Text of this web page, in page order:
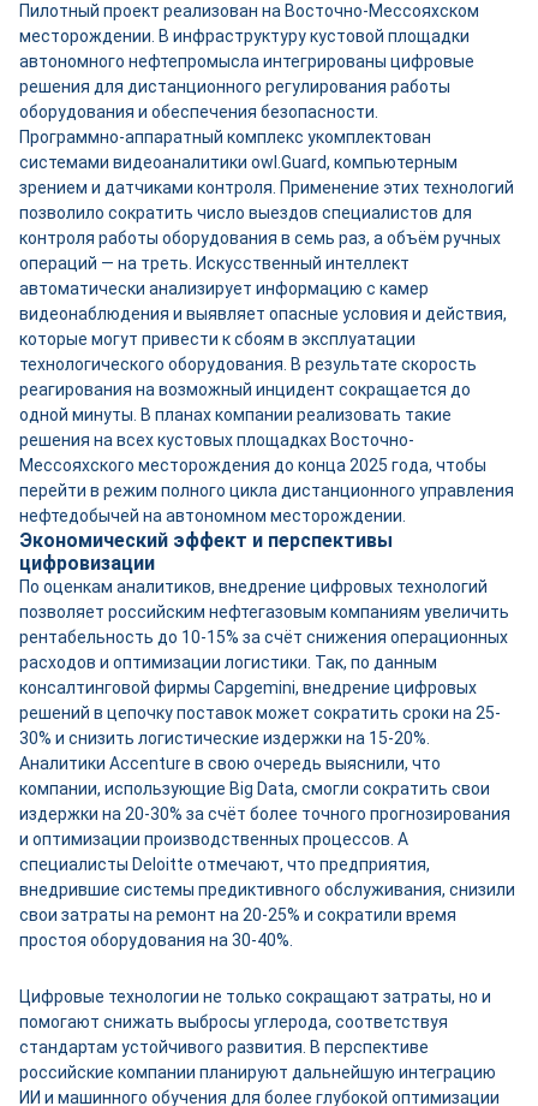
Пилотный проект реализован на Восточно-Мессояхском
месторождении. В инфраструктуру кустовой площадки
автономного нефтепромысла интегрированы цифровые
решения для дистанционного регулирования работы
оборудования и обеспечения безопасности.
Программно-аппаратный комплекс укомплектован
системами видеоаналитики owl.Guard, компьютерным
зрением и датчиками контроля. Применение этих технологий
позволило сократить число выездов специалистов для
контроля работы оборудования в семь раз, а объём ручных
операций — на треть. Искусственный интеллект
автоматически анализирует информацию с камер
видеонаблюдения и выявляет опасные условия и действия,
которые могут привести к сбоям в эксплуатации
технологического оборудования. В результате скорость
реагирования на возможный инцидент сокращается до
одной минуты. В планах компании реализовать такие
решения на всех кустовых площадках Восточно-
Мессояхского месторождения до конца 2025 года, чтобы
перейти в режим полного цикла дистанционного управления
нефтедобычей на автономном месторождении.
Экономический эффект и перспективы
цифровизации
По оценкам аналитиков, внедрение цифровых технологий
позволяет российским нефтегазовым компаниям увеличить
рентабельность до 10-15% за счёт снижения операционных
расходов и оптимизации логистики. Так, по данным
консалтинговой фирмы Capgemini, внедрение цифровых
решений в цепочку поставок может сократить сроки на 25-
30% и снизить логистические издержки на 15-20%.
Аналитики Accenture в свою очередь выяснили, что
компании, использующие Big Data, смогли сократить свои
издержки на 20-30% за счёт более точного прогнозирования
и оптимизации производственных процессов. А
специалисты Deloitte отмечают, что предприятия,
внедрившие системы предиктивного обслуживания, снизили
свои затраты на ремонт на 20-25% и сократили время
простоя оборудования на 30-40%.
Цифровые технологии не только сокращают затраты, но и
помогают снижать выбросы углерода, соответствуя
стандартам устойчивого развития. В перспективе
российские компании планируют дальнейшую интеграцию
ИИ и машинного обучения для более глубокой оптимизации